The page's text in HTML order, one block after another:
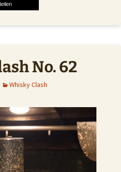
teilen
No. 62
Whisky Clash